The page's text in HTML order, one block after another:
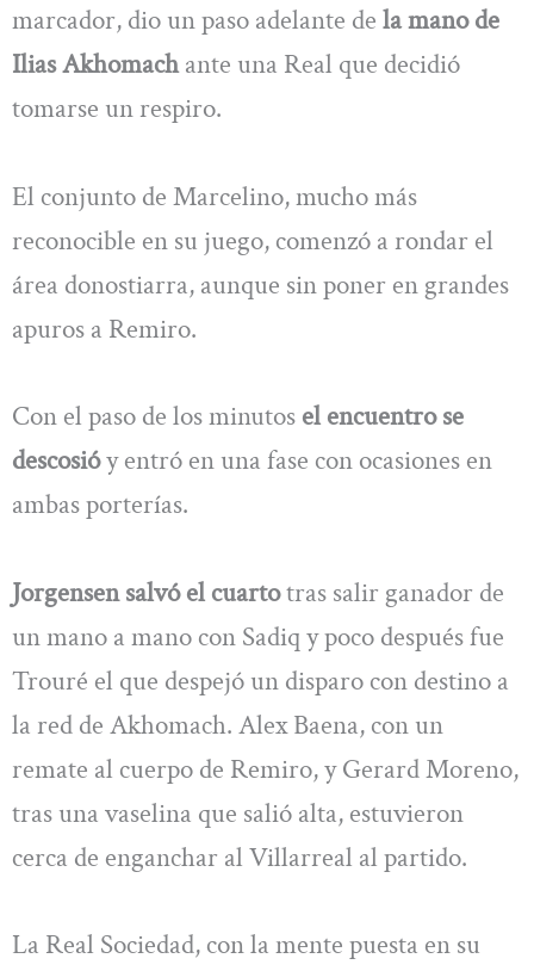
marcador, dio un paso adelante de la mano de
Ilias Akhomachante una Real que decidió
tomarse un respiro.
El conjunto de Marcelino, mucho más
reconocible en su juego, comenzó a rondar el
área donostiarra, aunque sin poner en grandes
apuros a Remiro.
Con el paso de los minutos el encuentro se
descosióy entró en una fase con ocasiones en
ambas porterías.
Jorgensen salvó el cuartotras salir ganador de
un mano a mano con Sadiq y poco después fue
Trouré el que despejó un disparo con destino a
la red de Akhomach. Alex Baena, con un
remate al cuerpo de Remiro, y Gerard Moreno,
tras una vaselina que salió alta, estuvieron
cerca de enganchar al Villarreal al partido.
La Real Sociedad, con la mente puesta en su